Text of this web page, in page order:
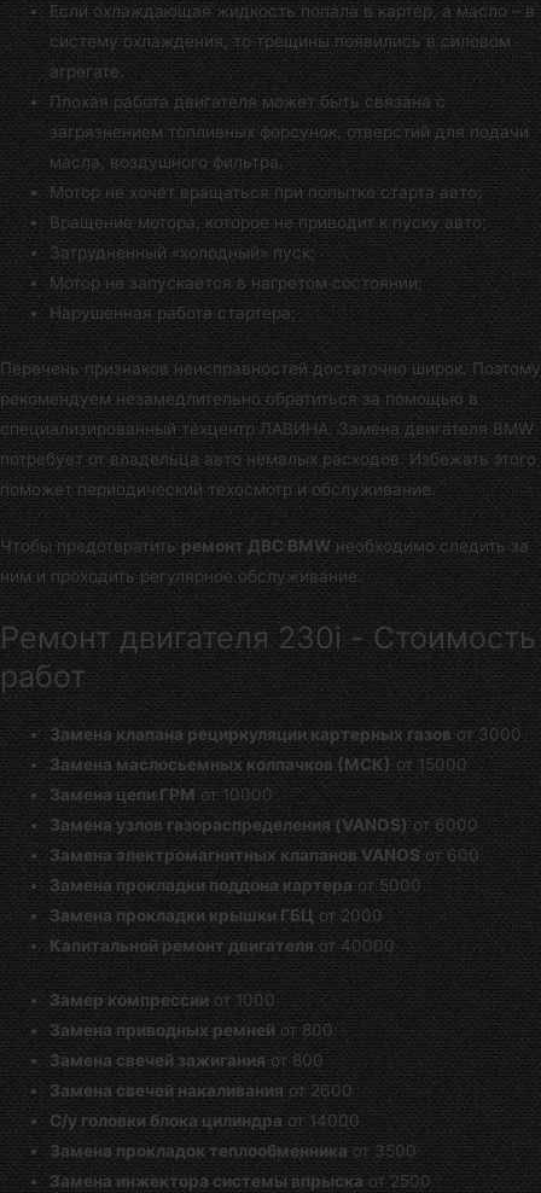
Если охлаждающая жидкость попала в картер, а масло – в
систему охлаждения, то трещины появились в силовом
агрегате.
Плохая работа двигателя может быть связана с
загрязнением топливных форсунок, отверстий для подачи
масла, воздушного фильтра.
Мотор не хочет вращаться при попытке старта авто;
Вращение мотора, которое не приводит к пуску авто;
Затрудненный «холодный» пуск;
Мотор не запускается в нагретом состоянии;
Нарушенная работа стартера;
Перечень признаков неисправностей достаточно широк. Поэтому
рекомендуем незамедлительно обратиться за помощью в
специализированный техцентр ЛАВИНА. Замена двигателя BMW
потребует от владельца авто немалых расходов. Избежать этого
поможет периодический техосмотр и обслуживание.
Чтобы предотвратитьремонт ДВС BMWнеобходимо следить за
ним и проходить регулярное обслуживание.
Ремонт двигателя 230i - Стоимость
работ
Замена клапана рециркуляции картерных газовот 3000
Замена маслосьемных колпачков (МСК)от 15000
Замена цепи ГРМ от 10000
Замена узлов газораспределения (VANOS)от 6000
Замена электромагнитных клапанов VANOSот 600
Замена прокладки поддона картераот 5000
Замена прокладки крышки ГБЦ от 2000
Капитальной ремонт двигателяот 40000
Замер компрессииот 1000
Замена приводных ремнейот 800
Замена свечей зажиганияот 800
Замена свечей накаливанияот 2600
С/у головки блока цилиндраот 14000
Замена прокладок теплообменникаот 3500
Замена инжектора системы впрыскаот 2500